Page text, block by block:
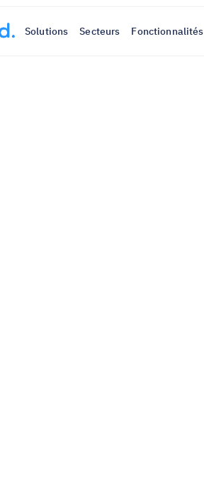
Solutions Secteurs Fonctionnalités